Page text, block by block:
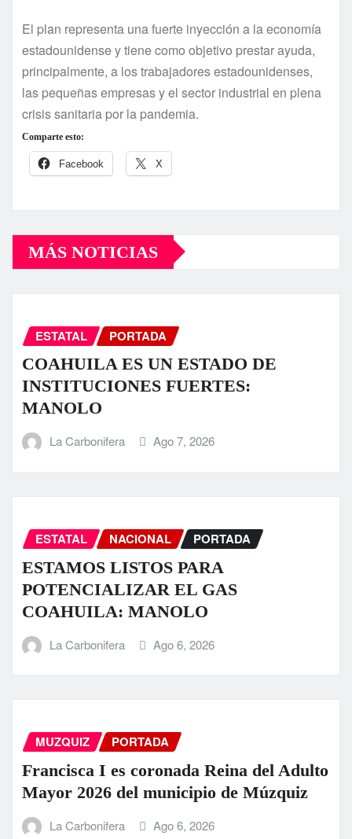
El plan representa una fuerte inyección a la economía
estadounidense y tiene como objetivo prestar ayuda,
principalmente, a los trabajadores estadounidenses,
las pequeñas empresas y el sector industrial en plena
crisis sanitaria por la pandemia.
Comparte esto:
Facebook X
MÁS NOTICIAS
ESTATAL PORTADA
COAHUILA ES UN ESTADO DE
INSTITUCIONES FUERTES:
MANOLO
La Carbonifera Ago 7, 2026
ESTATAL NACIONAL PORTADA
ESTAMOS LISTOS PARA
POTENCIALIZAR EL GAS
COAHUILA: MANOLO
La Carbonifera Ago 6, 2026
MUZQUIZ PORTADA
Francisca I es coronada Reina del Adulto
Mayor 2026 del municipio de Múzquiz
La Carbonifera Ago 6, 2026